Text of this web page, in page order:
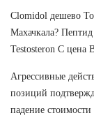
Clomidol дешево
Махачкала?
Testosteron C цена
Агрессивные
позиций
падение